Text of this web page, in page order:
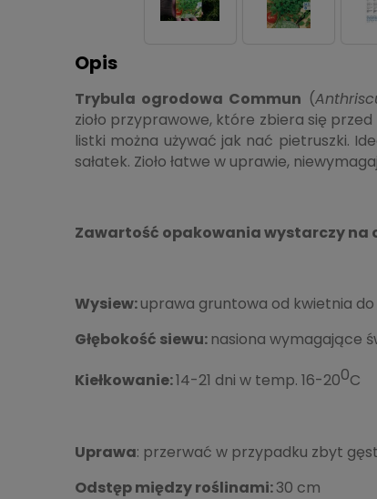
Opis
Trybula ogrodowa Commun (
zioło przyprawowe, które zbiera się
listki można używać jak nać pietruszki.
sałatek. Zioło łatwe w uprawie,
Zawartość opakowania wystarczy na
Wysiew:uprawa gruntowa od kwietnia
Głębokość siewu:nasiona wymagające
Kiełkowanie:14-21 dni w temp. 16-200C
Uprawa: przerwać w przypadku zbyt
Odstęp między roślinami:30 cm